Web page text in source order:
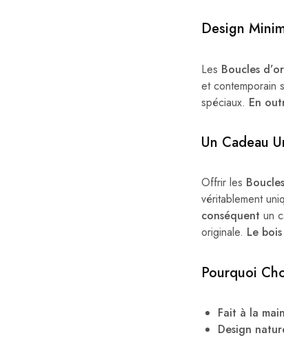
Design
Les Boucles
et contemporain
spéciaux. En
Un Cadeau
Offrir les
véritablement
conséquent un
originale. Le
Pourquoi
Fait à la main
Design